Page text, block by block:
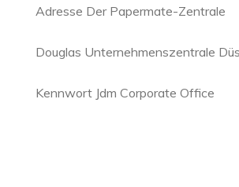
Adresse Der Papermate-Zentrale
Douglas Unternehmenszentrale
Kennwort Jdm Corporate Office